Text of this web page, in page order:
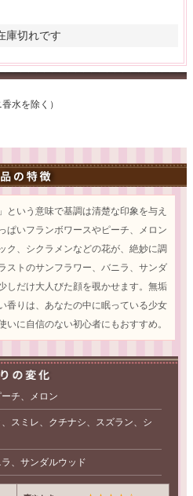
庫切れです
香水を除く）
という意味で基調は清楚な印象を与え
ぱいフランボワースやピーチ、メロン
ク、シクラメンなどの花が、絶妙に調
ストのサンフラワー、バニラ、サンダ
しだけ大人びた顔を覗かせます。無垢
香りは、あなたの中に眠っている少女
に自信のない初心者にもおすすめ。
チ、メロン
スミレ、クチナシ、スズラン、シ
、サンダルウッド